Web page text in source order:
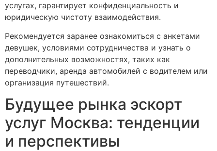
услугах, гарантирует конфиденциальность и
юридическую чистоту взаимодействия.
Рекомендуется заранее ознакомиться с анкетами
девушек, условиями сотрудничества и узнать о
дополнительных возможностях, таких как
переводчики, аренда автомобилей с водителем или
организация путешествий.
Будущее рынка эскорт
услуг Москва: тенденции
и перспективы